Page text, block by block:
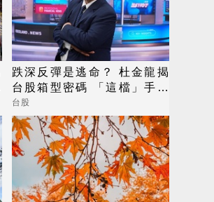
跌深反彈是逃命？ 杜金龍揭
台股箱型密碼 「這檔」手腳
要快
台股